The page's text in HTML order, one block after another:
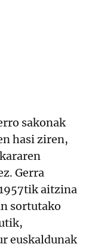
sakonak
hasi ziren,
Gerra
aitzina
sortutako
euskaldunak